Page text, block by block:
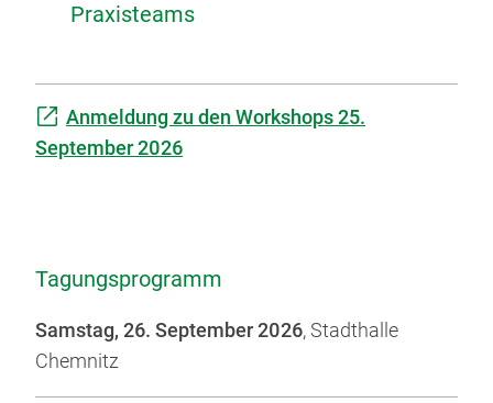
Praxisteams
Anmeldung zu den Workshops 25.
September 2026
Tagungsprogramm
Samstag, 26. September 2026, Stadthalle
Chemnitz